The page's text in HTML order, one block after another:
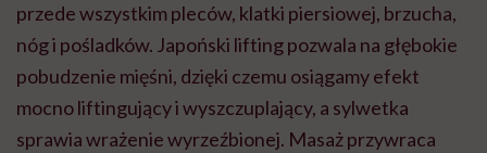
przede wszystkim pleców, klatki piersiowej, brzucha,
nóg i pośladków. Japoński lifting pozwala na głębokie
pobudzenie mięśni, dzięki czemu osiągamy efekt
mocno liftingujący i wyszczuplający, a sylwetka
sprawia wrażenie wyrzeźbionej. Masaż przywraca